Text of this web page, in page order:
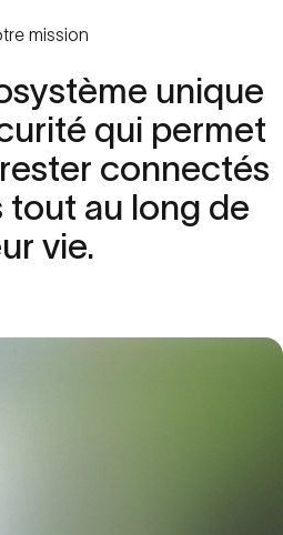
mission
unique
qui permet
rester connectés
tout au long de
vie.